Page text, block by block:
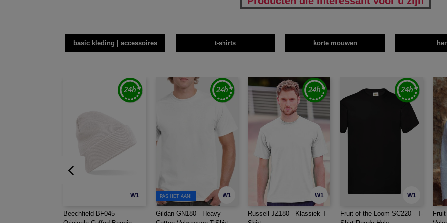
basic kleding | accessoires t-shirts korte mouwen
W1
Beechfield BF045 -
W1
PAS HET AAN!
Gildan GN180 - Heavy
W1
Russell JZ180 - Klassiek T-
W1
Fruit of the Loom SC220 - T-